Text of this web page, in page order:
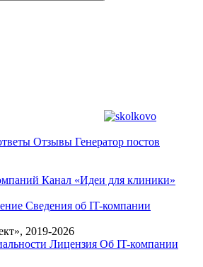
Отзывы Генератор постов
Канал «Идеи для клиники»
Сведения об IT-компании
2019-2026
Лицензия Об IT-компании